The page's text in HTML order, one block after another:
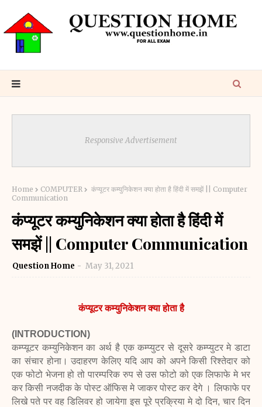
Responsive Advertisement
Home COMPUTER
कंप्यूटर कम्युनिकेशन क्या होता है हिंदी में समझें || Computer
Communication
कंप्यूटर कम्युनिकेशन क्या होता है हिंदी में
समझें || Computer Communication
Question Home May 31, 2021
कंप्यूटर कम्युनिकेशन क्या होता है
(INTRODUCTION)
कम्प्यूटर कम्युनिकेशन का अर्थ है एक कम्प्युटर से दूसरे कम्प्युटर मे डाटा
का संचार होना। उदाहरण केलिए यदि आप को अपने किसी रिश्तेदार को
एक फोटो भेजना हो तो पारम्परिक रुप से उस फोटो को एक लिफाफे मे भर
कर किसी नजदीक के पोस्ट ऑफिस मे जाकर पोस्ट कर देगे । लिफाफे पर
लिखे पते पर वह डिलिवर हो जायेगा इस पूरे प्रक्रिया मे दो दिन, चार दिन